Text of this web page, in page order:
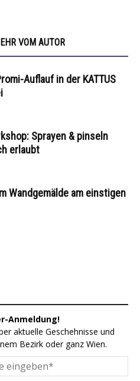
VOM AUTOR
Auflauf in der KATTUS
Sprayen & pinseln
erlaubt
Wandgemälde am einstigen
Anmeldung!
aktuelle Geschehnisse und
Bezirk oder ganz Wien.